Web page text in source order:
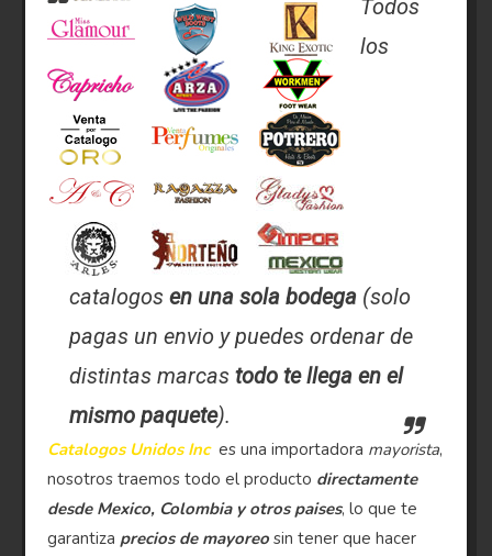
Todos
los
catalogosen una sola bodega (solo
pagas un envio y puedes ordenar de
distintas marcas todo te llega en el
mismo paquete).
Catalogos Unidos Inc es una importadora mayorista,
nosotros traemos todo el producto directamente
desde Mexico, Colombia y otros paises, lo que te
garantizaprecios de mayoreo sin tener que hacer